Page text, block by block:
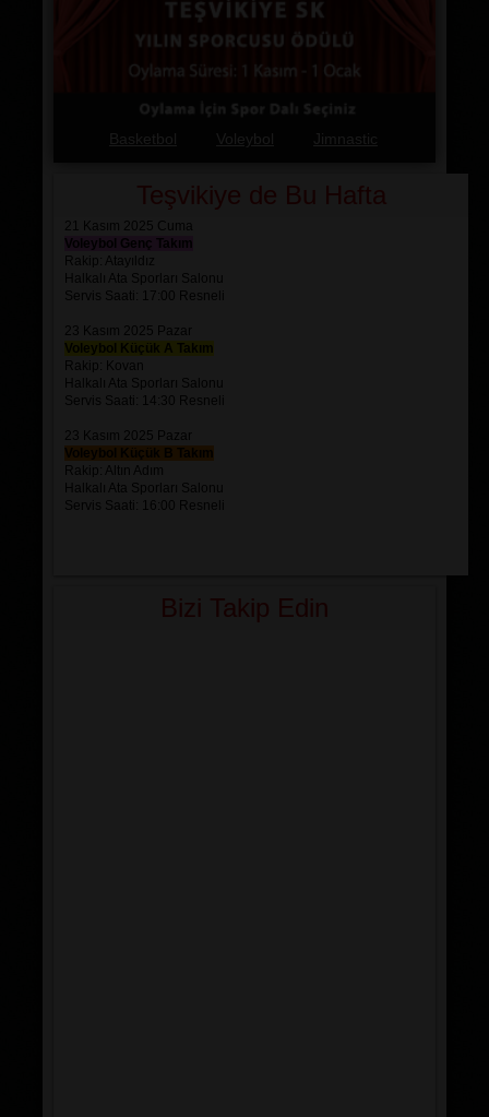
Teşvikiye de Bu Hafta
21 Kasım 2025 Cuma
Voleybol Genç Takım
Rakip: Atayıldız
Halkalı Ata Sporları Salonu
Servis Saati: 17:00 Resneli
23 Kasım 2025 Pazar
Voleybol Küçük A Takım
Rakip: Kovan
Halkalı Ata Sporları Salonu
Servis Saati: 14:30 Resneli
23 Kasım 2025 Pazar
Voleybol Küçük B Takım
Rakip: Altın Adım
Halkalı Ata Sporları Salonu
Servis Saati: 16:00 Resneli
Bizi Takip Edin